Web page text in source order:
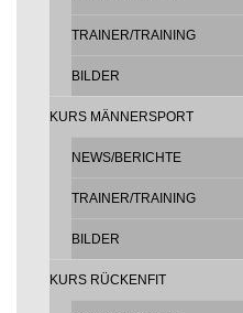
TRAINER/TRAINING
BILDER
KURS MÄNNERSPORT
NEWS/BERICHTE
TRAINER/TRAINING
BILDER
KURS RÜCKENFIT